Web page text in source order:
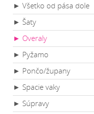
► Všetko od pása dole
► Šaty
► Overaly
► Pyžamo
► Pončo/župany
► Spacie vaky
► Súpravy